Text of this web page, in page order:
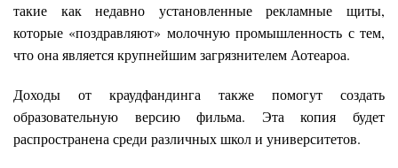
такие как недавно установленные рекламные щиты,
которые «поздравляют» молочную промышленность с тем,
что она является крупнейшим загрязнителем Аотеароа.
Доходы от краудфандинга также помогут создать
образовательную версию фильма. Эта копия будет
распространена среди различных школ и университетов.